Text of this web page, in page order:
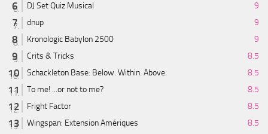
DJ Set Quiz Musical
9
dnup
9
Kronologic Babylon 2500
9
Crits & Tricks
8.5
Schackleton Base: Below. Within. Above.
8.5
To me! ...or not to me?
8.5
Fright Factor
8.5
Wingspan: Extension Amériques
8.5